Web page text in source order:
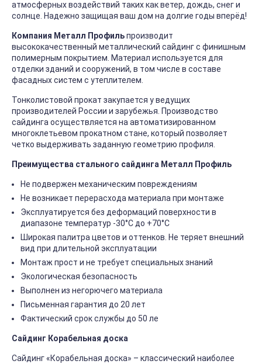
атмосферных воздействий таких как ветер, дождь, снег и
солнце. Надежно защищая ваш дом на долгие годы вперёд!
Компания Металл Профильпроизводит
высококачественный металлический сайдинг с финишным
полимерным покрытием. Материал используется для
отделки зданий и сооружений, в том числе в составе
фасадных систем с утеплителем.
Тонколистовой прокат закупается у ведущих
производителей России и зарубежья. Производство
сайдинга осуществляется на автоматизированном
многоклетьевом прокатном стане, который позволяет
четко выдерживать заданную геометрию профиля.
Преимущества стального сайдинга Металл Профиль
Не подвержен механическим повреждениям
Не возникает перерасхода материала при монтаже
Эксплуатируется без деформаций поверхности в
диапазоне температур -30°C до +70°C
Широкая палитра цветов и оттенков. Не теряет внешний
вид при длительной эксплуатации
Монтаж прост и не требует специальных знаний
Экологическая безопасность
Выполнен из негорючего материала
Письменная гарантия до 20 лет
Фактический срок службы до 50 ле
Сайдинг Корабельная доска
Сайдинг «Корабельная доска» – классический наиболее